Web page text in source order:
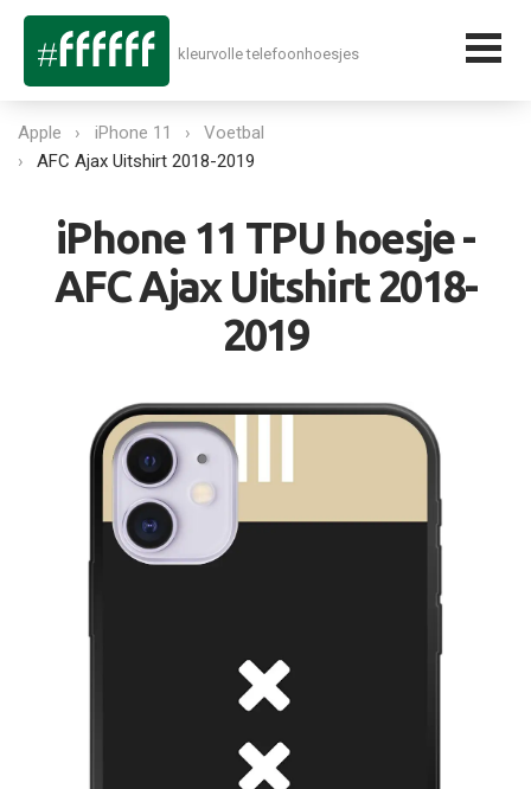
kleurvolle telefoonhoesjes
Apple iPhone 11
Voetbal
AFC Ajax Uitshirt 2018-2019
iPhone 11 TPU hoesje -
AFC Ajax Uitshirt 2018-
2019